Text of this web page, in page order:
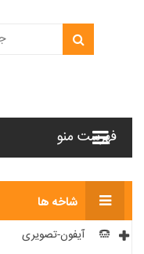
فهرست منو
شاخه ها
آیفون-تصویری